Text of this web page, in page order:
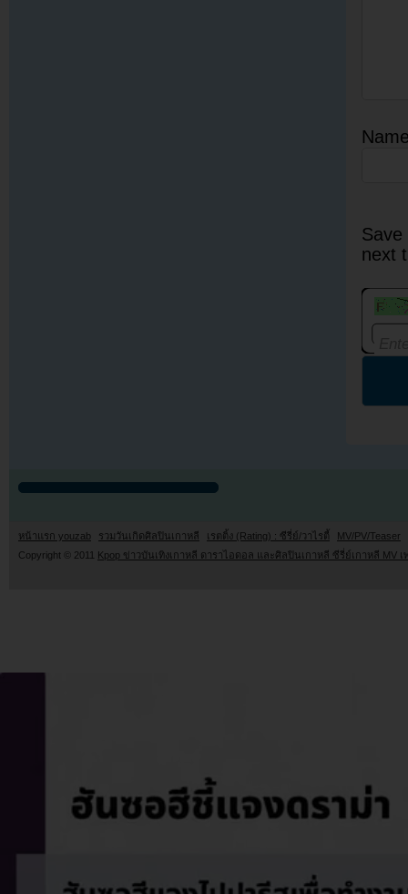
next
หน้าแรก youzab รวมวันเกิดศิลปินเกาหลี เรตติ้ง (Rating) : ซีรี่ย์/วาไรตี้
MV/PV/Teaser
Copyright © 2011 Kpop ข่าวบันเทิงเกาหลี ดาราไอดอล และศิลปินเกาหลี ซีรี่ย์เกาหลี MV